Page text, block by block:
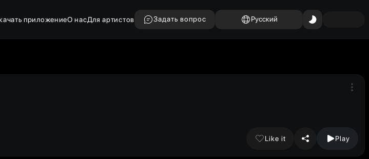
приложениеО насДля артистов Задать вопрос Русский
Like it Play